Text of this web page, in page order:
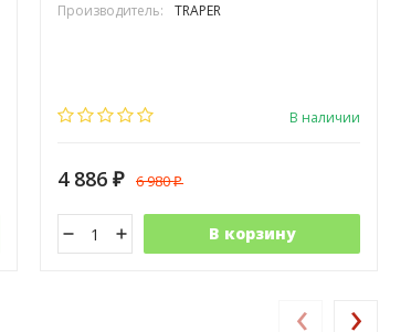
Производитель: TRAPER
В наличии
4 886 ₽ 6 980₽
В корзину
‹ ›